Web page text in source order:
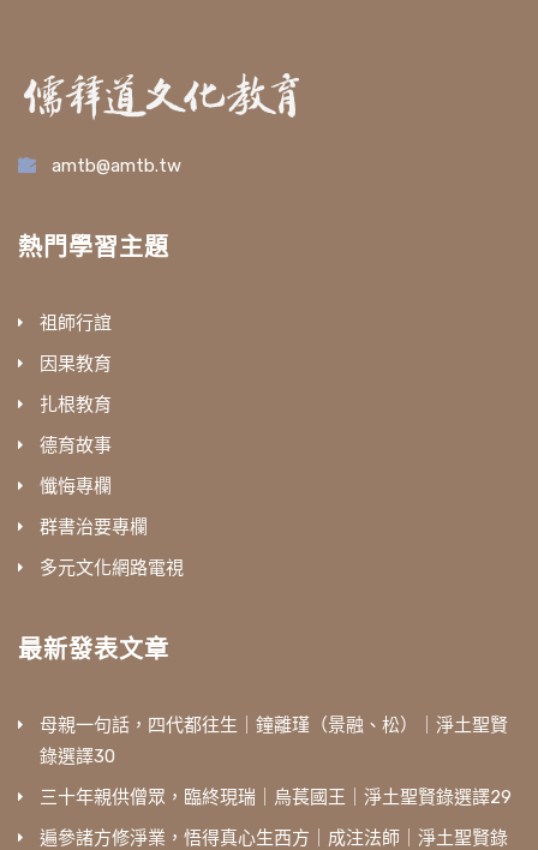
amtb@amtb.tw
熱門學習主題
祖師行誼
因果教育
扎根教育
德育故事
懺悔專欄
群書治要專欄
多元文化網路電視
最新發表文章
母親一句話，四代都往生｜鐘離瑾（景融、松）｜淨土聖賢
錄選譯30
三十年親供僧眾，臨終現瑞｜烏萇國王｜淨土聖賢錄選譯29
遍參諸方修淨業，悟得真心生西方｜成注法師｜淨土聖賢錄